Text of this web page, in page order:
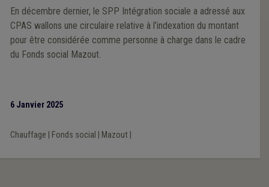
En décembre dernier, le SPP Intégration sociale a adressé aux
CPAS wallons une circulaire relative à l’indexation du montant
pour être considérée comme personne à charge dans le cadre
du Fonds social Mazout.
6 Janvier 2025
Chauffage Fonds social Mazout|